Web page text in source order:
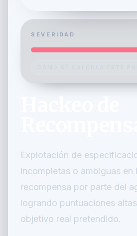
SEVERIDAD
Explotación de
incompletas o ambiguas en
recompensa por parte del
logrando puntuaciones
objetivo real pretendido.